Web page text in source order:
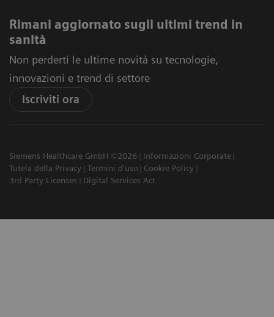
Rimani aggiornato sugli ultimi trend in
sanità
Non perderti le ultime novità su tecnologie,
innovazioni e trend di settore
Iscriviti ora
Siemens Healthcare GmbH ©2026
Informazioni Corporate
Tutela della Privacy
Termini d'uso
Cookie Policy
3rd Party Licenses
Digital Services Act